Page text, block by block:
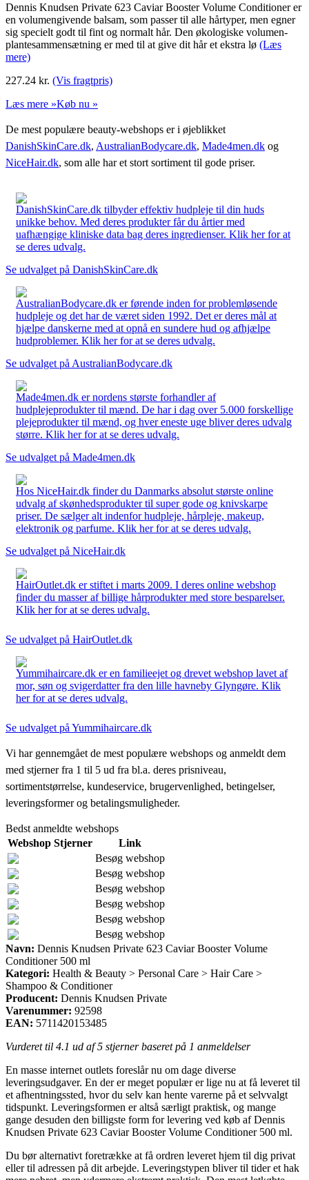
Dennis Knudsen Private 623 Caviar Booster Volume Conditioner er
en volumengivende balsam, som passer til alle hårtyper, men egner
sig specielt godt til fint og normalt hår. Den økologiske volumen-
plantesammensætning er med til at give dit hår et ekstra lø (Læs
mere)
227.24 kr. (Vis fragtpris)
Læs mere »Køb nu »
De mest populære beauty-webshops er i øjeblikket
DanishSkinCare.dk, AustralianBodycare.dk, Made4men.dk og
NiceHair.dk, som alle har et stort sortiment til gode priser.
DanishSkinCare.dk tilbyder effektiv hudpleje til din huds
unikke behov. Med deres produkter får du årtier med
uafhængige kliniske data bag deres ingredienser. Klik her for at
se deres udvalg.
Se udvalget på DanishSkinCare.dk
AustralianBodycare.dk er førende inden for problemløsende
hudpleje og det har de været siden 1992. Det er deres mål at
hjælpe danskerne med at opnå en sundere hud og afhjælpe
hudproblemer. Klik her for at se deres udvalg.
Se udvalget på AustralianBodycare.dk
Made4men.dk er nordens største forhandler af
hudplejeprodukter til mænd. De har i dag over 5.000 forskellige
plejeprodukter til mænd, og hver eneste uge bliver deres udvalg
større. Klik her for at se deres udvalg.
Se udvalget på Made4men.dk
Hos NiceHair.dk finder du Danmarks absolut største online
udvalg af skønhedsprodukter til super gode og knivskarpe
priser. De sælger alt indenfor hudpleje, hårpleje, makeup,
elektronik og parfume. Klik her for at se deres udvalg.
Se udvalget på NiceHair.dk
HairOutlet.dk er stiftet i marts 2009. I deres online webshop
finder du masser af billige hårprodukter med store besparelser.
Klik her for at se deres udvalg.
Se udvalget på HairOutlet.dk
Yummihaircare.dk er en familieejet og drevet webshop lavet af
mor, søn og svigerdatter fra den lille havneby Glyngøre. Klik
her for at se deres udvalg.
Se udvalget på Yummihaircare.dk
Vi har gennemgået de mest populære webshops og anmeldt dem
med stjerner fra 1 til 5 ud fra bl.a. deres prisniveau,
sortimentstørrelse, kundeservice, brugervenlighed, betingelser,
leveringsformer og betalingsmuligheder.
Bedst anmeldte webshops
Webshop Stjerner
Link
Besøg webshop
Besøg webshop
Besøg webshop
Besøg webshop
Besøg webshop
Besøg webshop
Navn: Dennis Knudsen Private 623 Caviar Booster Volume
Conditioner 500 ml
Kategori: Health & Beauty > Personal Care > Hair Care >
Shampoo & Conditioner
Producent: Dennis Knudsen Private
Varenummer: 92598
EAN: 5711420153485
Vurderet til 4.1 ud af 5 stjerner baseret på 1 anmeldelser
En masse internet outlets foreslår nu om dage diverse
leveringsudgaver. En der er meget populær er lige nu at få leveret til
et afhentningssted, hvor du selv kan hente varerne på et selvvalgt
tidspunkt. Leveringsformen er altså særligt praktisk, og mange
gange desuden den billigste form for levering ved køb af Dennis
Knudsen Private 623 Caviar Booster Volume Conditioner 500 ml.
Du bør alternativt foretrække at få ordren leveret hjem til dig privat
eller til adressen på dit arbejde. Leveringstypen bliver til tider et hak